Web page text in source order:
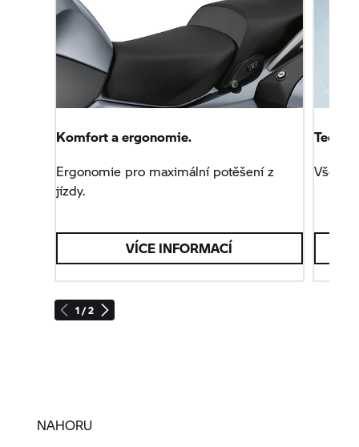
číslicemi zobrazují rychlost motocyklu a otáčky
motoru.
1 / 2
Komfort a ergonomie.
Ergonomie pro maximální potěšení z
jízdy.
VÍCE INFORMACÍ
Vše o
NAHORU